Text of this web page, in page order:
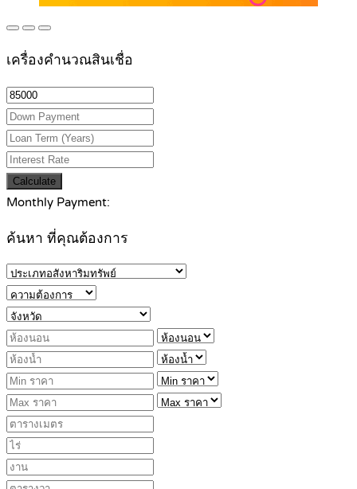
เครื่องคำนวณสินเชื่อ
Calculate
Monthly Payment:
ค้นหา ที่คุณต้องการ